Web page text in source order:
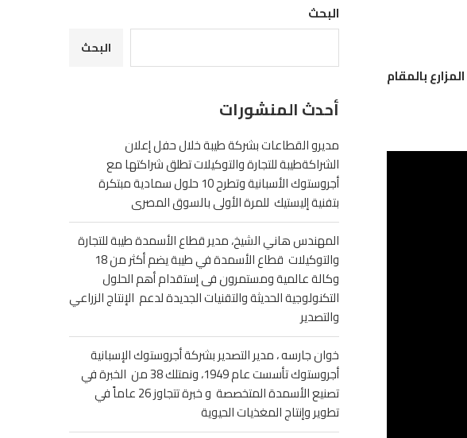
بالمقام
البحث
البحث
أحدث المنشورات
مديرو القطاعات بشركة طيبة خلال حفل إعلان
الشراكةطيبة للتجارة والتوكيلات تطلق شراكتها مع
أجروستوك الأسبانية وتطرح 10 حلول سمادية مبتكرة
بتفنية إليستيك للمرة الأولى بالسوق المصرى
المهندس هاني الشيخ، مدير قطاع الأسمدة طيبة للتجارة
والتوكيلات قطاع الأسمدة في طيبة يضم أكثر من 18
وكالة عالمية ومستمرون فى إستقدام أهم الحلول
التكنولوجية الحديثة والتقنيات الجديدة لدعم الإنتاج الزراعي
والتصدير
خوان جارسه ، مدير التصدير بشركة أجروستوك الإسبانية
أجروستوك تأسست عام 1949، ونمتلك 38 من الخبرة في
تصنيع الأسمدة المتخصصة و خبرة تتجاوز 26 عاماً في
تطوير وإنتاج المغذيات الحيوية